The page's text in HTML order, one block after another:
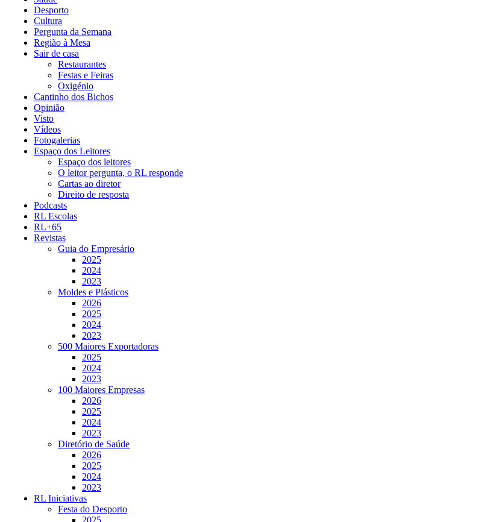
Desporto
Cultura
Pergunta da Semana
Região à Mesa
Sair de casa
Restaurantes
Festas e Feiras
Oxigénio
Cantinho dos Bichos
Opinião
Visto
Vídeos
Fotogalerias
Espaço dos Leitores
Espaço dos leitores
O leitor pergunta, o RL responde
Cartas ao diretor
Direito de resposta
Podcasts
RL Escolas
RL+65
Revistas
Guia do Empresário
2025
2024
2023
Moldes e Plásticos
2026
2025
2024
2023
500 Maiores Exportadoras
2025
2024
2023
100 Maiores Empresas
2026
2025
2024
2023
Diretório de Saúde
2026
2025
2024
2023
RL Iniciativas
Festa do Desporto
2025